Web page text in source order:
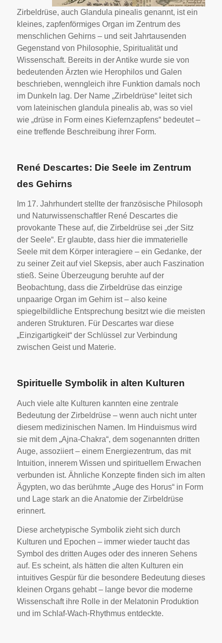
Zirbeldrüse, auch Glandula pinealis genannt, ist ein
kleines, zapfenförmiges Organ im Zentrum des
menschlichen Gehirns – und seit Jahrtausenden
Gegenstand von Philosophie, Spiritualität und
Wissenschaft. Bereits in der Antike wurde sie von
bedeutenden Ärzten wie Herophilos und Galen
beschrieben, wenngleich ihre Funktion damals noch
im Dunkeln lag. Der Name „Zirbeldrüse“ leitet sich
vom lateinischen glandula pinealis ab, was so viel
wie „drüse in Form eines Kiefernzapfens“ bedeutet –
eine treffende Beschreibung ihrer Form.
René Descartes: Die Seele im Zentrum
des Gehirns
Im 17. Jahrhundert stellte der französische Philosoph
und Naturwissenschaftler René Descartes die
provokante These auf, die Zirbeldrüse sei „der Sitz
der Seele“. Er glaubte, dass hier die immaterielle
Seele mit dem Körper interagiere – ein Gedanke, der
zu seiner Zeit auf viel Skepsis, aber auch Faszination
stieß. Seine Überzeugung beruhte auf der
Beobachtung, dass die Zirbeldrüse das einzige
unpaarige Organ im Gehirn ist – also keine
spiegelbildliche Entsprechung besitzt wie die meisten
anderen Strukturen. Für Descartes war diese
„Einzigartigkeit“ der Schlüssel zur Verbindung
zwischen Geist und Materie.
Spirituelle Symbolik in alten Kulturen
Auch viele alte Kulturen kannten eine zentrale
Bedeutung der Zirbeldrüse – wenn auch nicht unter
diesem medizinischen Namen. Im Hinduismus wird
sie mit dem „Ajna-Chakra“, dem sogenannten dritten
Auge, assoziiert – einem Energiezentrum, das mit
Intuition, innerem Wissen und spirituellem Erwachen
verbunden ist. Ähnliche Konzepte finden sich im alten
Ägypten, wo das berühmte „Auge des Horus“ in Form
und Lage stark an die Anatomie der Zirbeldrüse
erinnert.
Diese archetypische Symbolik zieht sich durch
Kulturen und Epochen – immer wieder taucht das
Symbol des dritten Auges oder des inneren Sehens
auf. Es scheint, als hätten die alten Kulturen ein
intuitives Gespür für die besondere Bedeutung dieses
kleinen Organs gehabt – lange bevor die moderne
Wissenschaft ihre Rolle in der Melatonin Produktion
und im Schlaf-Wach-Rhythmus entdeckte.